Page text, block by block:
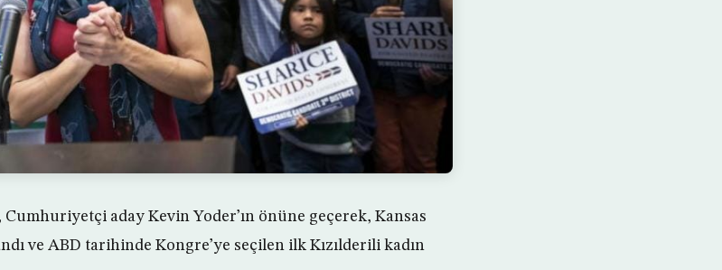
aday Kevin Yoder’ın önüne geçerek, Kansas
ve ABD tarihinde Kongre’ye seçilen ilk Kızılderili kadın